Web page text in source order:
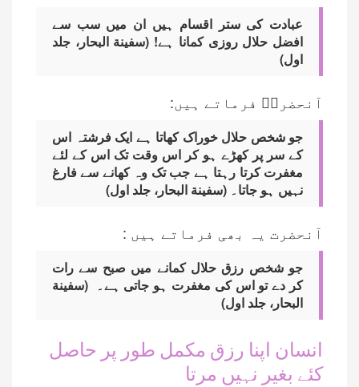
عبادت کی ستر اقسام ہیں ان میں سب سے
افضل حلال روزی کمانا ہے! (سفینة البحار، جلد
اول)
آنحضرتؐ فرماتے ہیں:
جو شخص حلال خوراک کھاتا ہے ایک فرشتہ اس
کے سر پر کھڑے ہو کر اس وقت تک اس کے لئے
مغفرت کرتا رہتا ہے جب تک وہ کھانے سے فارغ
نہیں ہو جاتا۔ (سفینة البحار، جلد اول)
آنحضرت یہ بھی فرماتے ہیں :
جو شخص رزق حلال کمانے میں صبح سے رات
کر دے تو اس کی مغفرت ہو جاتی ہے۔ (سفینة
البحار، جلد اول)
انسان اپنا رزق مکمل طور پر حاصل
کئے بغیر نہیں مرتا